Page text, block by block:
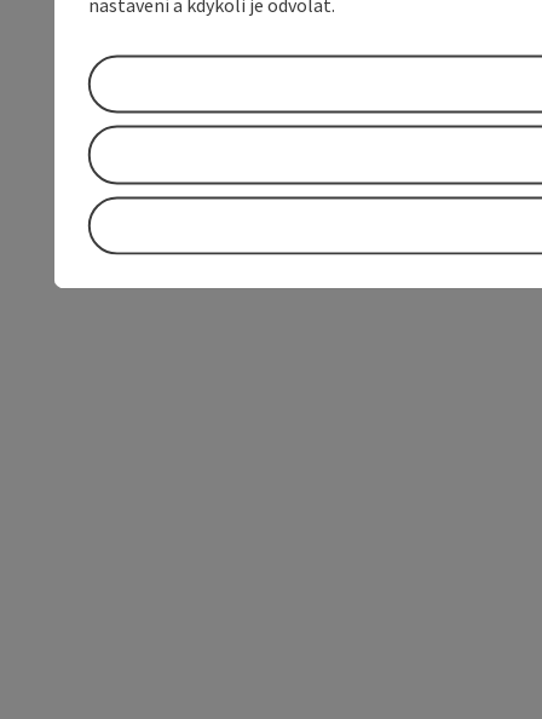
nastavení a kdykoli je odvolat.